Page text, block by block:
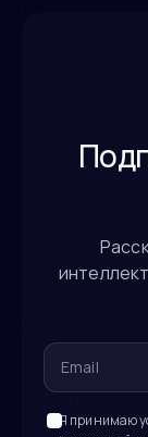
Я принимаю